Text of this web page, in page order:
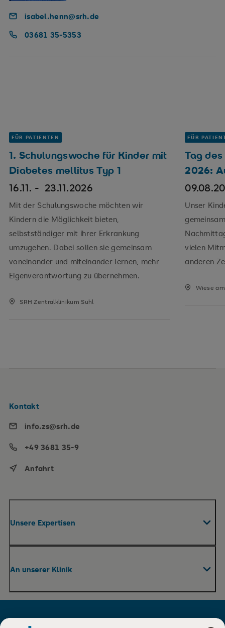
isabel.henn@srh.de
03681 35-5353
FÜR PATIENTEN
1. Schulungswoche für Kinder mit
Diabetes mellitus Typ 1
16.11. - 23.11.2026
Mit der Schulungswoche möchten wir
Kindern die Möglichkeit bieten,
selbstständiger mit ihrer Erkrankung
umzugehen. Dabei sollen sie gemeinsam
voneinander und miteinander lernen, mehr
Eigenverantwortung zu übernehmen.
SRH Zentralklinikum Suhl
FÜR
Tag
2026:
Unser
vielen
anderen
Wiese
Unsere Expertisen
Praxen
Pflege
An unserer Klinik
Ihr Aufenthalt
Für Besucher
Kontakt
info.zs@srh.de
+49 3681 35-9
Anfahrt